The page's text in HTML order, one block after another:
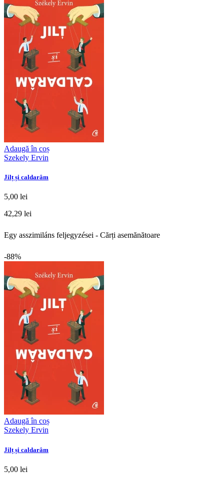
Adaugă în coș
Szekely Ervin
Jilț și caldarâm
5,00 lei
42,29 lei
Egy asszimiláns feljegyzései - Cărți asemănătoare
-88%
Adaugă în coș
Szekely Ervin
Jilț și caldarâm
5,00 lei